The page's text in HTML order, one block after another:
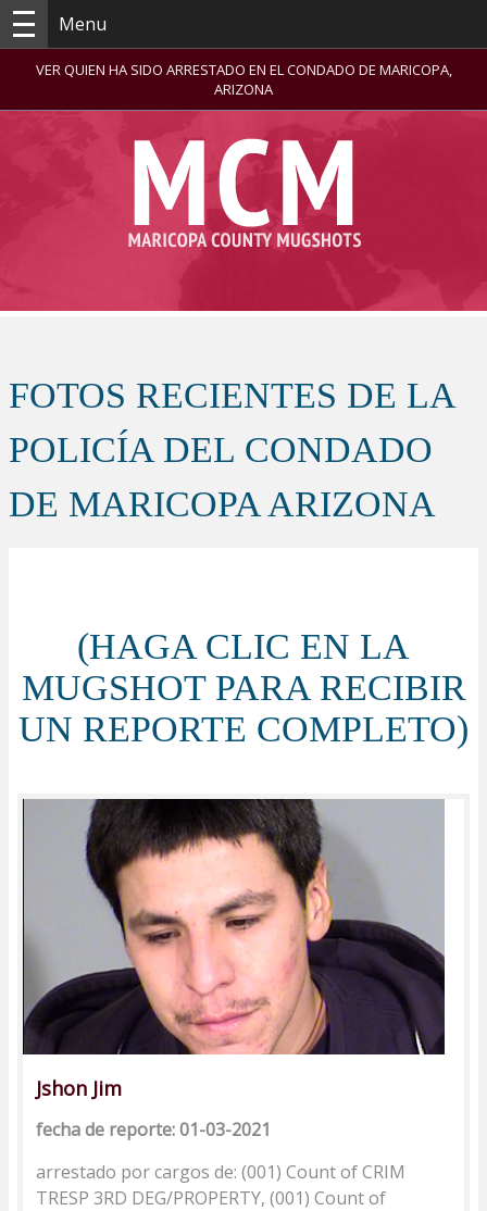
Menu
VER QUIEN HA SIDO ARRESTADO EN EL CONDADO DE MARICOPA,
ARIZONA
FOTOS RECIENTES DE LA
POLICÍA DEL CONDADO
DE MARICOPA ARIZONA
(HAGA CLIC EN LA
MUGSHOT PARA RECIBIR
UN REPORTE COMPLETO)
Jshon Jim
fecha de reporte: 01-03-2021
arrestado por cargos de: (001) Count of CRIM
TRESP 3RD DEG/PROPERTY, (001) Count of